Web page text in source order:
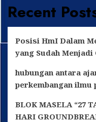
Recent
Posisi HmI Dalam
yang Sudah
hubungan antara
perkembangan ilmu
BLOK MASELA “27
HARI